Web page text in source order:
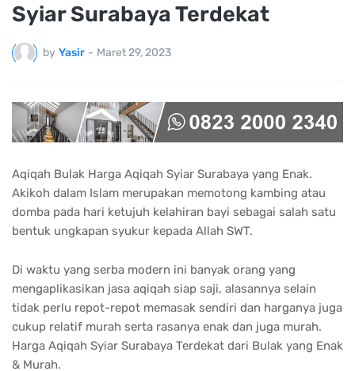
Syiar Surabaya Terdekat
by Yasir - Maret 29, 2023
Aqiqah Bulak Harga Aqiqah Syiar Surabaya yang Enak.
Akikoh dalam Islam merupakan memotong kambing atau
domba pada hari ketujuh kelahiran bayi sebagai salah satu
bentuk ungkapan syukur kepada Allah SWT.
Di waktu yang serba modern ini banyak orang yang
mengaplikasikan jasa aqiqah siap saji, alasannya selain
tidak perlu repot-repot memasak sendiri dan harganya juga
cukup relatif murah serta rasanya enak dan juga murah.
Harga Aqiqah Syiar Surabaya Terdekat dari Bulak yang Enak
& Murah.